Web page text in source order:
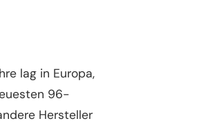
lag in Europa,
96-
Hersteller